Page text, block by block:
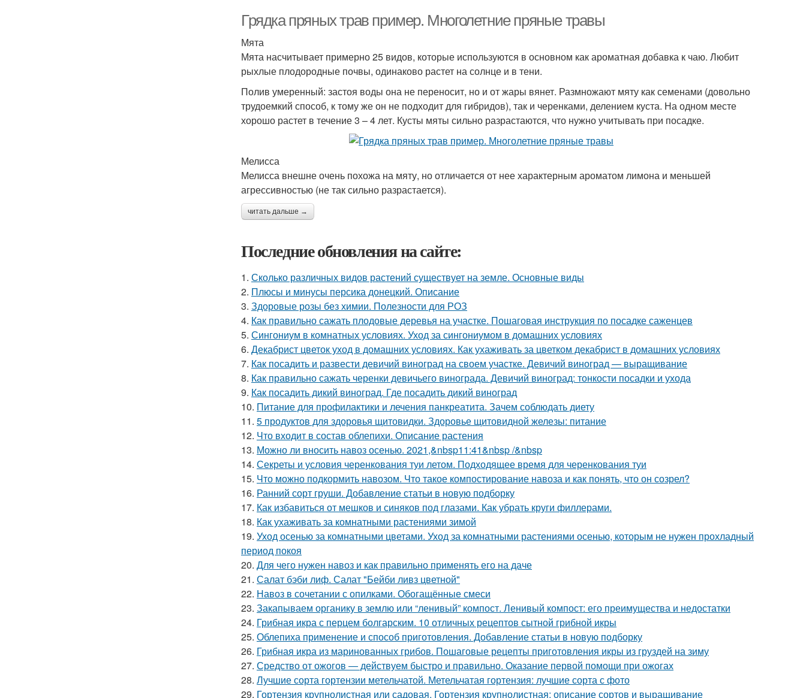
Грядка пряных трав пример. Многолетние пряные травы
Мята
Мята насчитывает примерно 25 видов, которые используются в основном как ароматная добавка к чаю. Любит
рыхлые плодородные почвы, одинаково растет на солнце и в тени.
Полив умеренный: застоя воды она не переносит, но и от жары вянет. Размножают мяту как семенами (довольно
трудоемкий способ, к тому же он не подходит для гибридов), так и черенками, делением куста. На одном месте
хорошо растет в течение 3 – 4 лет. Кусты мяты сильно разрастаются, что нужно учитывать при посадке.
Мелисса
Мелисса внешне очень похожа на мяту, но отличается от нее характерным ароматом лимона и меньшей
агрессивностью (не так сильно разрастается).
читать дальше →
Последние обновления на сайте:
1. Сколько различных видов растений существует на земле. Основные виды
2. Плюсы и минусы персика донецкий. Описание
3. Здоровые розы без химии. Полезности для РОЗ
4. Как правильно сажать плодовые деревья на участке. Пошаговая инструкция по посадке саженцев
5. Сингониум в комнатных условиях. Уход за сингониумом в домашних условиях
6. Декабрист цветок уход в домашних условиях. Как ухаживать за цветком декабрист в домашних условиях
7. Как посадить и развести девичий виноград на своем участке. Девичий виноград — выращивание
8. Как правильно сажать черенки девичьего винограда. Девичий виноград: тонкости посадки и ухода
9. Как посадить дикий виноград. Где посадить дикий виноград
10. Питание для профилактики и лечения панкреатита. Зачем соблюдать диету
11. 5 продуктов для здоровья щитовидки. Здоровье щитовидной железы: питание
12. Что входит в состав облепихи. Описание растения
13. Можно ли вносить навоз осенью. 2021,&nbsp11:41&nbsp /&nbsp
14. Секреты и условия черенкования туи летом. Подходящее время для черенкования туи
15. Что можно подкормить навозом. Что такое компостирование навоза и как понять, что он созрел?
16. Ранний сорт груши. Добавление статьи в новую подборку
17. Как избавиться от мешков и синяков под глазами. Как убрать круги филлерами.
18. Как ухаживать за комнатными растениями зимой
19. Уход осенью за комнатными цветами. Уход за комнатными растениями осенью, которым не нужен прохладный
период покоя
20. Для чего нужен навоз и как правильно применять его на даче
21. Салат бэби лиф. Салат "Бейби ливз цветной"
22. Навоз в сочетании с опилками. Обогащённые смеси
23. Закапываем органику в землю или “ленивый” компост. Ленивый компост: его преимущества и недостатки
24. Грибная икра с перцем болгарским. 10 отличных рецептов сытной грибной икры
25. Облепиха применение и способ приготовления. Добавление статьи в новую подборку
26. Грибная икра из маринованных грибов. Пошаговые рецепты приготовления икры из груздей на зиму
27. Средство от ожогов ― действуем быстро и правильно. Оказание первой помощи при ожогах
28. Лучшие сорта гортензии метельчатой. Метельчатая гортензия: лучшие сорта с фото
29. Гортензия крупнолистная или садовая. Гортензия крупнолистная: описание сортов и выращивание